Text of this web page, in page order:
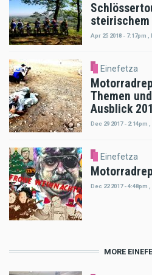
Apr 25 2018 - 7:17pm ,
Einefetza
Themen
Ausblick
Dec 29 2017 - 2:14pm
Einefetza
Dec 22 2017 - 4:48pm
MORE